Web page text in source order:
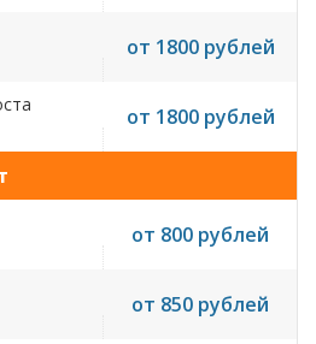
от 1800 рублей
от 1800 рублей
от 800 рублей
от 850 рублей